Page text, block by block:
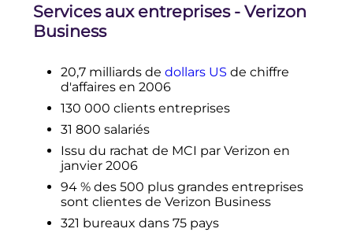
Services aux entreprises - Verizon
Business
20,7 milliards de dollars US de chiffre
d'affaires en 2006
130 000 clients entreprises
31 800 salariés
Issu du rachat de MCI par Verizon en
janvier 2006
94 % des 500 plus grandes entreprises
sont clientes de Verizon Business
321 bureaux dans 75 pays